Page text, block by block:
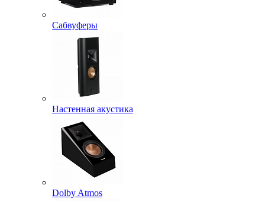
Сабвуферы
Настенная акустика
Dolby Atmos